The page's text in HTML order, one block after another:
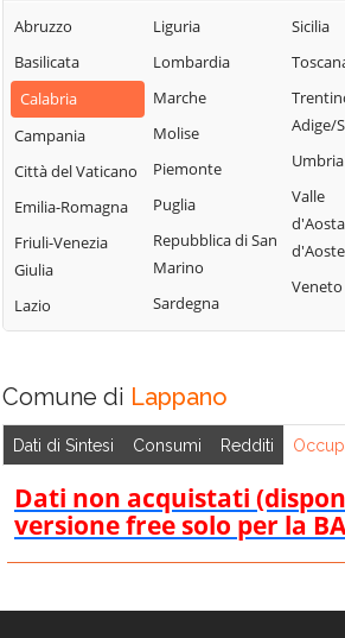
Bianchi
Bisignano
Bocchigliero
Bonifati
Buonvicino
Calopezzati
Cariati
Carolei
Carpanzano
Casali del Manco
Cassano all'Ionio
Laino Castello
Lappano
Lattarico
Longobardi
Longobucco
Lungro
Luzzi
Mandatoriccio
Mangone
Marano
Marchesato
Marano
San
San
Albanese
San
Fiore
San
Vallo
Finita
San
Abruzzo
Basilicata
Calabria
Campania
Città del Vaticano
Emilia-Romagna
Friuli-Venezia
Giulia
Lazio
Liguria
Lombardia
Marche
Molise
Piemonte
Puglia
Repubblica di San
Marino
Sardegna
Sicilia
Adige/
Umbria
Valle
d'Aoste
Veneto
Comune di Lappano
Dati di Sintesi Consumi Redditi
Dati non acquistati
versione free solo per la